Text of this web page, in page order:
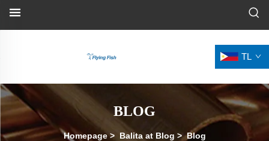
TL
BLOG
Homepage> Balita at Blog >Blog